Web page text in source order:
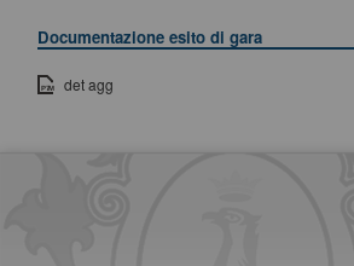
Documentazione esito di gara
det agg